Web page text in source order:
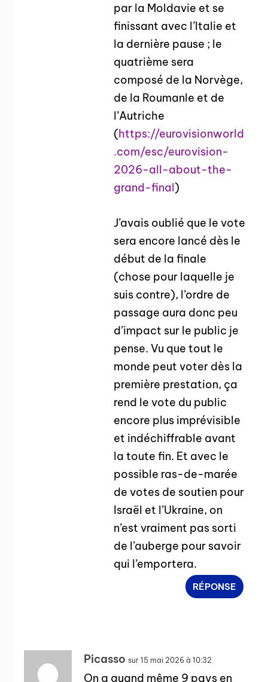
par la Moldavie et se
finissant avec l’Italie et
la dernière pause ; le
quatrième sera
composé de la Norvège,
de la Roumanle et de
l’Autriche
(https://eurovisionworld
.com/esc/eurovision-
2026-all-about-the-
grand-final)
J’avais oublié que le vote
sera encore lancé dès le
début de la finale
(chose pour laquelle je
suis contre), l’ordre de
passage aura donc peu
d’impact sur le public je
pense. Vu que tout le
monde peut voter dès la
première prestation, ça
rend le vote du public
encore plus imprévisible
et indéchiffrable avant
la toute fin. Et avec le
possible ras-de-marée
de votes de soutien pour
Israël et l’Ukraine, on
n’est vraiment pas sorti
de l’auberge pour savoir
qui l’emportera.
RÉPONSE
Picasso sur 15 mai 2026 à 10:32
On a quand même 9 pays en